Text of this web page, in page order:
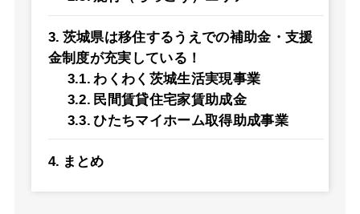
茨城県は移住するうえでの補助金・支援
金制度が充実している！
わくわく茨城生活実現事業
民間賃貸住宅家賃助成金
ひたちマイホーム取得助成事業
まとめ